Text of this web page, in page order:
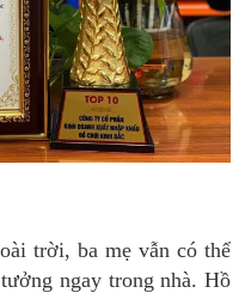
trời, ba mẹ vẫn có thể
ngay trong nhà. Hồ